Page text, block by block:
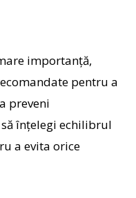
importanță,
pentru a
preveni
înțelegi echilibrul
a evita orice